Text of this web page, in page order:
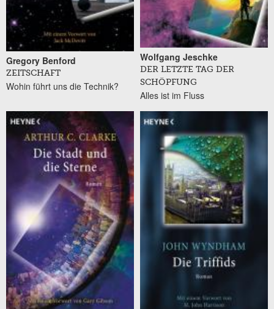
Gregory Benford
ZEITSCHAFT
Wohin führt uns die Technik?
Wolfgang Jeschke
DER LETZTE TAG DER
SCHÖPFUNG
Alles ist im Fluss